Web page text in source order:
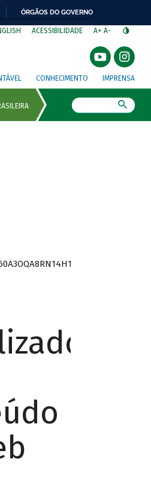
ÓRGÃOS DO GOVERNO
ACESSIBILIDADE A+ A-
CONHECIMENTO IMPRENSA